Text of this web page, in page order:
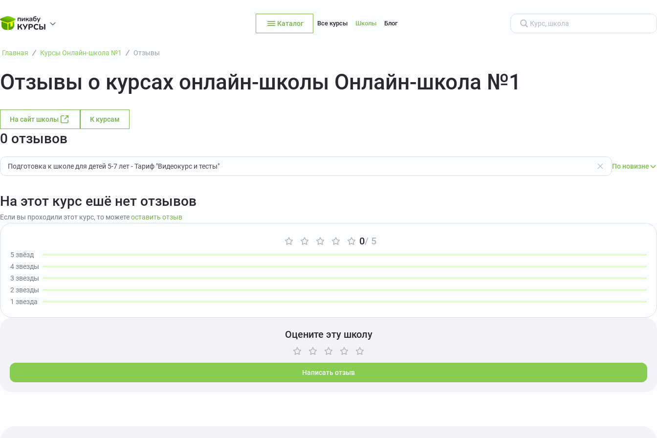
Каталог Все курсы Школы Блог
Главная Курсы Онлайн-школа №1 Отзывы
Отзывы о курсах онлайн-школы Онлайн-школа №1
На сайт школы К курсам
0 отзывов
Подготовка к школе для детей 5-7 лет - Тариф "Видеокурс и тесты" По новизне
На этот курс ешё нет отзывов
Если вы проходили этот курс, то можетеоставить отзыв
0/ 5
5 звёзд
4 звезды
3 звезды
2 звезды
1 звезда
Оцените эту школу
Написать отзыв